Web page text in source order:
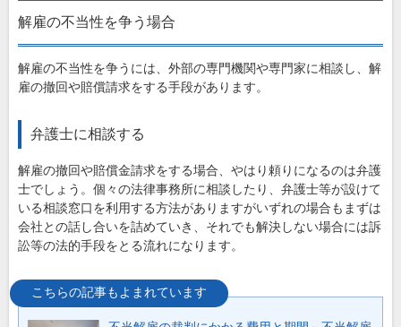
解雇の不当性を争う場合
解雇の不当性を争うには、外部の専門機関や専門家に相談し、解
雇の撤回や賠償請求をする手段があります。
弁護士に相談する
解雇の撤回や賠償金請求をする場合、やはり頼りになるのは弁護
士でしょう。個々の法律事務所に相談したり、弁護士等が設けて
いる相談窓口を利用する方法がありますがいずれの場合もまずは
会社との話し合いを詰めていき、それでも解決しない場合には訴
訟等の法的手段をとる流れになります。